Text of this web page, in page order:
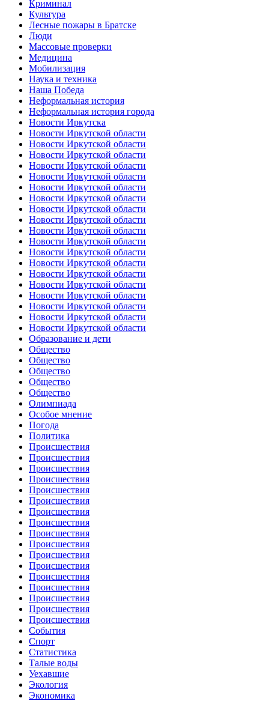
Криминал
Культура
Лесные пожары в Братске
Люди
Массовые проверки
Медицина
Мобилизация
Наука и техника
Наша Победа
Неформальная история
Неформальная история города
Новости Иркутска
Новости Иркутской области
Новости Иркутской области
Новости Иркутской области
Новости Иркутской области
Новости Иркутской области
Новости Иркутской области
Новости Иркутской области
Новости Иркутской области
Новости Иркутской области
Новости Иркутской области
Новости Иркутской области
Новости Иркутской области
Новости Иркутской области
Новости Иркутской области
Новости Иркутской области
Новости Иркутской области
Новости Иркутской области
Новости Иркутской области
Новости Иркутской области
Образование и дети
Общество
Общество
Общество
Общество
Общество
Олимпиада
Особое мнение
Погода
Политика
Происшествия
Происшествия
Происшествия
Происшествия
Происшествия
Происшествия
Происшествия
Происшествия
Происшествия
Происшествия
Происшествия
Происшествия
Происшествия
Происшествия
Происшествия
Происшествия
Происшествия
События
Спорт
Статистика
Талые воды
Уехавшие
Экология
Экономика